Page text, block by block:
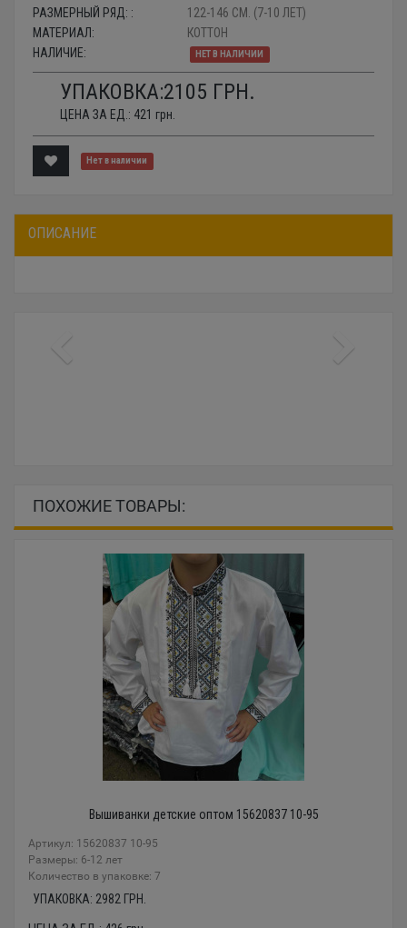
РАЗМЕРНЫЙ РЯД: :
122-146 СМ. (7-10 ЛЕТ)
МАТЕРИАЛ:
КОТТОН
НАЛИЧИЕ:
НЕТ В НАЛИЧИИ
УПАКОВКА:2105 ГРН.
ЦЕНА ЗА ЕД.: 421 грн.
Нет в наличии
ОПИСАНИЕ
ПОХОЖИЕ ТОВАРЫ:
Вышиванки детские оптом 15620837 10-95
Артикул: 15620837 10-95
Размеры: 6-12 лет
Количество в упаковке: 7
УПАКОВКА: 2982 ГРН.